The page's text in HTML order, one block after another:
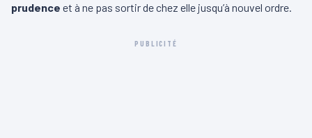
prudence et à ne pas sortir de chez elle jusqu’à nouvel ordre.
PUBLICITÉ